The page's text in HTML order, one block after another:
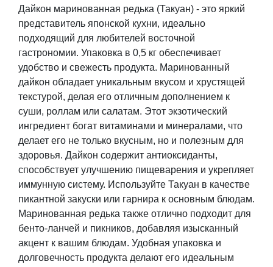
Дайкон маринованная редька (Такуан) - это яркий
представитель японской кухни, идеально
подходящий для любителей восточной
гастрономии. Упаковка в 0,5 кг обеспечивает
удобство и свежесть продукта. Маринованный
дайкон обладает уникальным вкусом и хрустящей
текстурой, делая его отличным дополнением к
суши, роллам или салатам. Этот экзотический
ингредиент богат витаминами и минералами, что
делает его не только вкусным, но и полезным для
здоровья. Дайкон содержит антиоксиданты,
способствует улучшению пищеварения и укрепляет
иммунную систему. Используйте Такуан в качестве
пикантной закуски или гарнира к основным блюдам.
Маринованная редька также отлично подходит для
бенто-ланчей и пикников, добавляя изысканный
акцент к вашим блюдам. Удобная упаковка и
долговечность продукта делают его идеальным